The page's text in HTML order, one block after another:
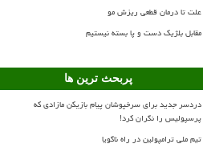
علت تا درمان قطعی ریزش مو
مقابل بلژیک دست و پا بسته نیستیم
پربحث ترین ها
دردسر جدید برای سرخپوشان پیام بازیکن مازادی که
پرسپولیس را نگران کرد!
تیم ملی ترامپولین در راه ناگویا